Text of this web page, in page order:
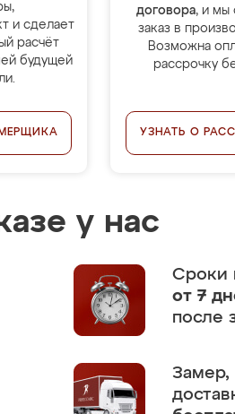
и сделает
расчёт
будущей
договора, и мы
заказ в
Возможна
рассрочку
УЗНАТЬ О
у нас
Сроки
от 7
после
Замер,